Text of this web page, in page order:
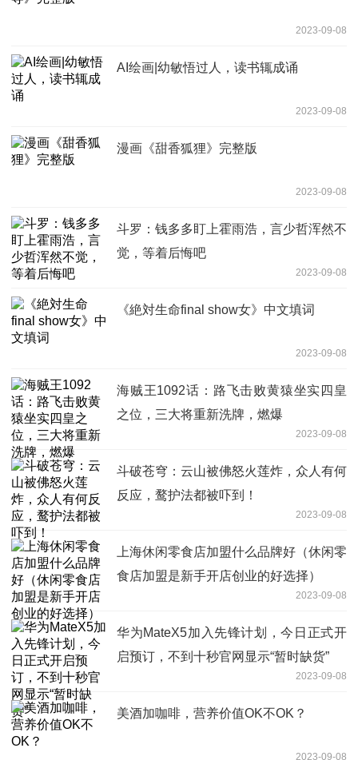
2023-09-08
AI绘画|幼敏悟过人，读书辄成诵
2023-09-08
漫画《甜香狐狸》完整版
2023-09-08
斗罗：钱多多盯上霍雨浩，言少哲浑然不
觉，等着后悔吧
2023-09-08
《絶対生命final show女》中文填词
2023-09-08
海贼王1092话：路飞击败黄猿坐实四皇
之位，三大将重新洗牌，燃爆
2023-09-08
斗破苍穹：云山被佛怒火莲炸，众人有何
反应，鹜护法都被吓到！
2023-09-08
上海休闲零食店加盟什么品牌好（休闲零
食店加盟是新手开店创业的好选择）
2023-09-08
华为MateX5加入先锋计划，今日正式开
启预订，不到十秒官网显示“暂时缺货”
2023-09-08
美酒加咖啡，营养价值OK不OK？
2023-09-08